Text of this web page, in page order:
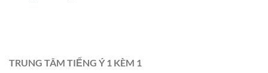
TRUNG TÂM TIẾNG Ý 1 KÈM 1